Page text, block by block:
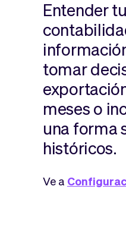
Entender
tomar
meses o
una forma
históricos.
Ve a